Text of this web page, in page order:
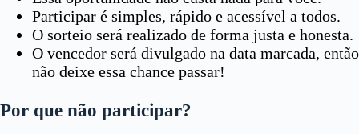
Participar é simples, rápido e acessível a todos.
O sorteio será realizado de forma justa e honesta.
O vencedor será divulgado na data marcada, então
não deixe essa chance passar!
Por que não participar?